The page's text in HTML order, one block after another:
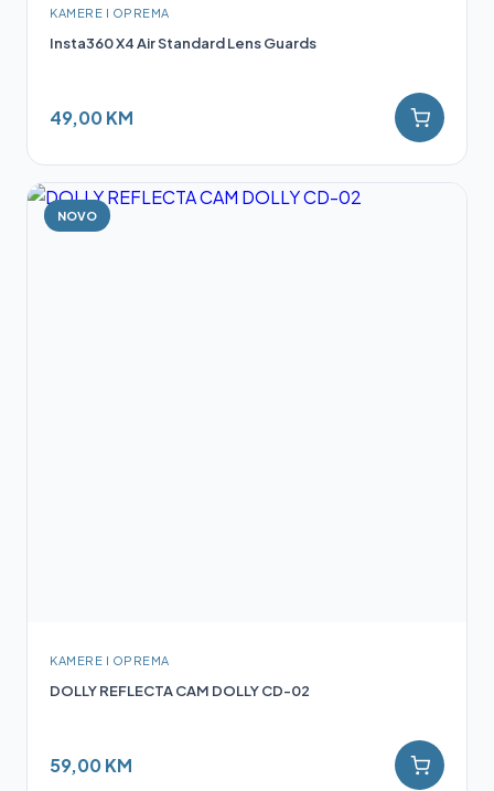
KAMERE I OPREMA
Insta360 X4 Air Standard Lens Guards
49,00 KM
NOVO
KAMERE I OPREMA
DOLLY REFLECTA CAM DOLLY CD-02
59,00 KM